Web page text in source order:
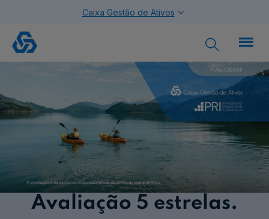
Caixa Gestão de Ativos 
Sustentabilidade
Avaliação 5 estrelas.